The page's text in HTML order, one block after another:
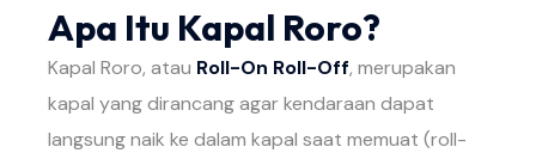
Apa Itu Kapal Roro?
Kapal Roro, atau Roll-On Roll-Off, merupakan
kapal yang dirancang agar kendaraan dapat
langsung naik ke dalam kapal saat memuat (roll-